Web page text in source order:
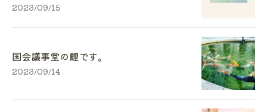
2023/09/15
国会議事堂の鯉です。
2023/09/14